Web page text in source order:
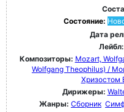
Состояние:
Дата
Лейбл:
Композиторы: Mozart,
Wolfgang Theophilus) /
Хризостом
Дирижеры:
Жанры: Сборник